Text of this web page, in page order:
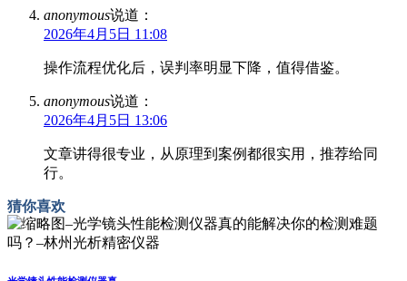
anonymous说道：
2026年4月5日 11:08
操作流程优化后，误判率明显下降，值得借鉴。
anonymous说道：
2026年4月5日 13:06
文章讲得很专业，从原理到案例都很实用，推荐给同
行。
猜你喜欢